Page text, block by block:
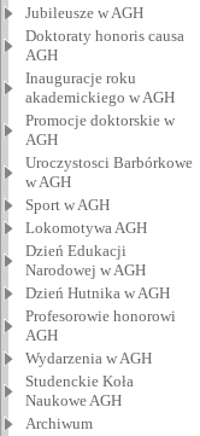
Jubileusze w AGH
Doktoraty honoris causa
AGH
Inauguracje roku
akademickiego w AGH
Promocje doktorskie w
AGH
Uroczystosci Barbórkowe
w AGH
Sport w AGH
Lokomotywa AGH
Dzień Edukacji
Narodowej w AGH
Dzień Hutnika w AGH
Profesorowie honorowi
AGH
Wydarzenia w AGH
Studenckie Koła
Naukowe AGH
Archiwum